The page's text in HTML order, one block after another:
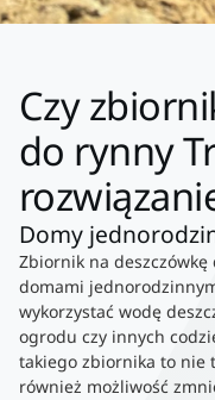
Czy
do rynny
Domy
Zbiornik na
domami
wykorzystać wodę
ogrodu czy innych
takiego zbiornika to nie
również możliwość